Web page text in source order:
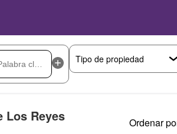
Los Reyes Ordenar